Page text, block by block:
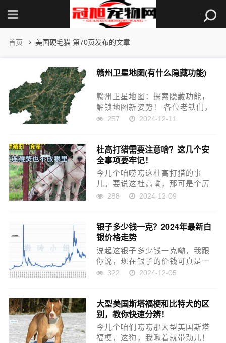
首页 美国硬毛猫 第70页发布的文章
赣州卫星地图(有什么隐藏功能)
赣州卫星地图：探索隐藏功能，
解锁地图新姿势！ 各位老铁们，
今天咱们来聊点新鲜的！赣州卫
隐藏着各种黑科技的“宝藏地图”！
我最近就发现，赣州卫星...
257 2024-12-11
杜高打猎需要注意啥？这几个安
全事项要牢记！
今儿个咱唠唠这杜高打猎的事
儿。要说这杜高嘞，那可是个厉
害的家伙，打起猎来，嘿，真带
抓起。三四个月大的时候，是练
它的好时候。这时候教它，它
学...
288 2024-12-09
银子多少钱一克？2024年最新白
银价格走势
说起这银子多少钱一克嘞，我跟
你说，现在银子的价钱可真是一
会儿涨一会儿跌，得经常盯着
两天跌了一点点，不过没啥大变
化，差不多跌了0.02元吧...
322 2024-12-05
大型美国斯塔福梗和比特犬的区
别，教你快速分辨！
今儿个咱们唠唠那大型美国斯塔
福梗，这狗，我瞅着就带劲儿！